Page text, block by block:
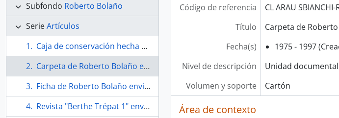
Subfondo Roberto Bolaño
SerieArtículos
Caja de conservación hecha por Roberto Bolaño
Carpeta de Roberto Bolaño enviada a Soledad Bianchi
Ficha de Roberto Bolaño enviada a Soledad Bianchi
Revista "Berthe Trépat 1" enviada por Roberto Bolaño a Soledad Bianchi
Código de referencia
CL ARAU SBIANCHI-
Título
Carpeta de
Fecha(s)
1975 - 1997
Nivel de descripción
Unidad
Volumen y soporte
Cartón
Área de contexto